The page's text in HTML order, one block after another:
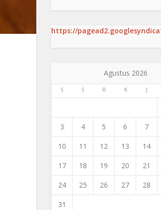
https://
Agustus 2026
S S R K J
3 4 5 6 7
10 11 12 13 14
17 18 19 20 21
24 25 26 27 28
31